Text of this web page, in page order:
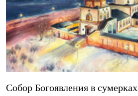
Собор Богоявления в сумерках